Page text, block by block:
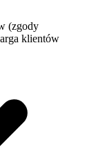
(zgody
klientów